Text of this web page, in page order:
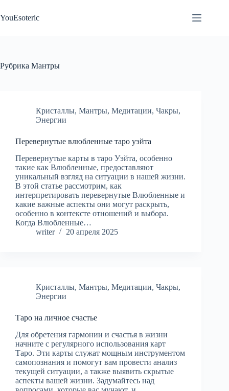
к
сути
YouEsoteric
Рубрика Мантры
Кристаллы, Мантры, Медитации, Чакры,
Энергии
Перевернутые влюбленные таро уэйта
Перевернутые карты в таро Уэйта, особенно
такие как Влюбленные, предоставляют
уникальный взгляд на ситуации в нашей жизни.
В этой статье рассмотрим, как
интерпретировать перевернутые Влюбленные и
какие важные аспекты они могут раскрыть,
особенно в контексте отношений и выбора.
Когда Влюбленные…
writer
20 апреля 2025
Кристаллы, Мантры, Медитации, Чакры,
Энергии
Таро на личное счастье
Для обретения гармонии и счастья в жизни
начните с регулярного использования карт
Таро. Эти карты служат мощным инструментом
самопознания и помогут вам провести анализ
текущей ситуации, а также выявить скрытые
аспекты вашей жизни. Задумайтесь над